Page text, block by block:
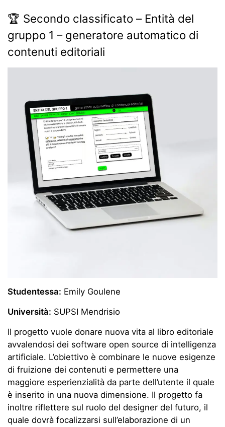
🏆 Secondo classificato – Entità del
gruppo 1 – generatore automatico di
contenuti editoriali
Studentessa: Emily Goulene
Università: SUPSI Mendrisio
Il progetto vuole donare nuova vita al libro editoriale
avvalendosi dei software open source di intelligenza
artificiale. L’obiettivo è combinare le nuove esigenze
di fruizione dei contenuti e permettere una
maggiore esperienzialità da parte dell’utente il quale
è inserito in una nuova dimensione. Il progetto fa
inoltre riflettere sul ruolo del designer del futuro, il
quale dovrà focalizzarsi sull’elaborazione di un